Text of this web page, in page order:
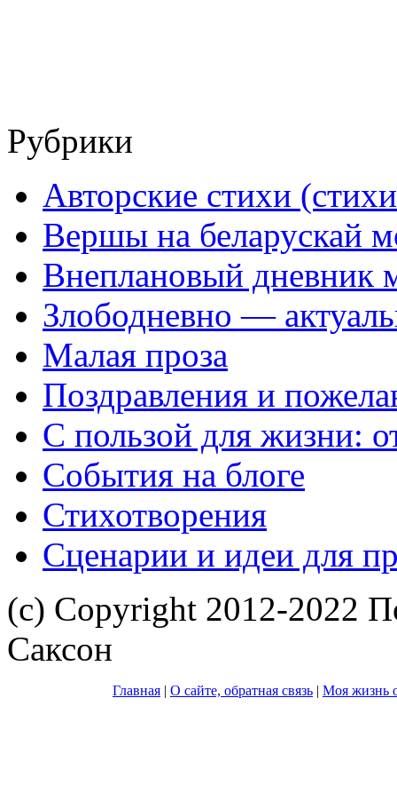
Рубрики
Авторские стихи
Вершы на беларускай
Внеплановый дневник
Злободневно —
Малая проза
Поздравления и
С пользой для жизни:
События на блоге
Стихотворения
Сценарии и идеи для
(с) Copyright 2012-2022
Саксон
Главная | О сайте, обратная связь | Моя жизнь